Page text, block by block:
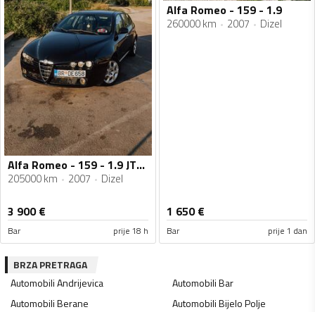
Alfa Romeo - 159 - 1.9 JTDM
205000 km 2007 Dizel
3 900€
Bar prije 18 h
Alfa Romeo - 159 - 1.9
260000 km 2007 Dizel
1 650€
Bar prije 1 dan
BRZA PRETRAGA
AutomobiliAndrijevica AutomobiliBar
AutomobiliBerane AutomobiliBijelo Polje